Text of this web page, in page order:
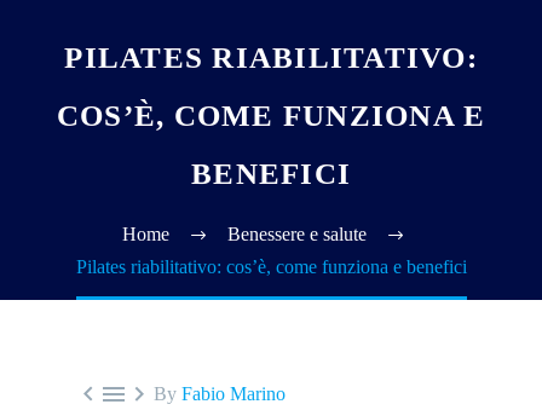
PILATES RIABILITATIVO:
COS’È, COME FUNZIONA E
BENEFICI
Home
Benessere e salute
Pilates riabilitativo: cos’è, come funziona e benefici
   By Fabio Marino